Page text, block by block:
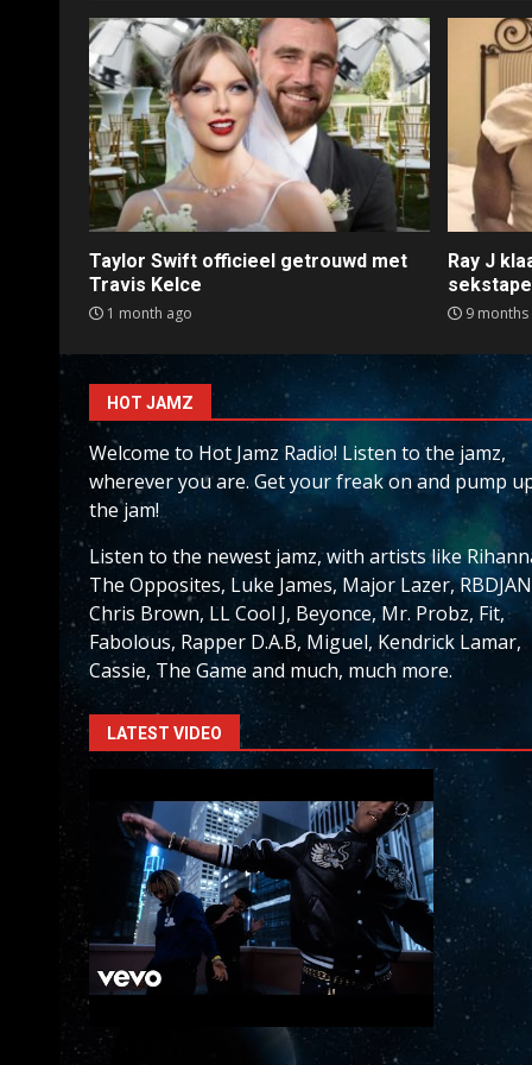
Taylor Swift officieel getrouwd met
Travis Kelce
1 month ago
Ray J
sekstape
9 months
HOT JAMZ
Welcome to Hot Jamz Radio! Listen to the jamz,
wherever you are. Get your freak on and pump
the jam!
Listen to the newest jamz, with artists like
The Opposites, Luke James, Major Lazer,
Chris Brown, LL Cool J, Beyonce, Mr. Probz, Fit,
Fabolous, Rapper D.A.B, Miguel, Kendrick Lamar,
Cassie, The Game and much, much more.
LATEST VIDEO